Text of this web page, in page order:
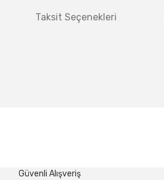
Taksit Seçenekleri
Güvenli Alışveriş